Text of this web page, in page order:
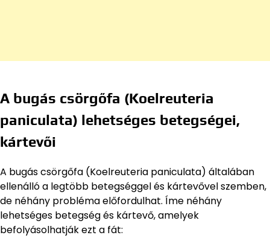
A bugás csörgőfa (Koelreuteria
paniculata) lehetséges betegségei,
kártevői
A bugás csörgőfa (Koelreuteria paniculata) általában
ellenálló a legtöbb betegséggel és kártevővel szemben,
de néhány probléma előfordulhat. Íme néhány
lehetséges betegség és kártevő, amelyek
befolyásolhatják ezt a fát: